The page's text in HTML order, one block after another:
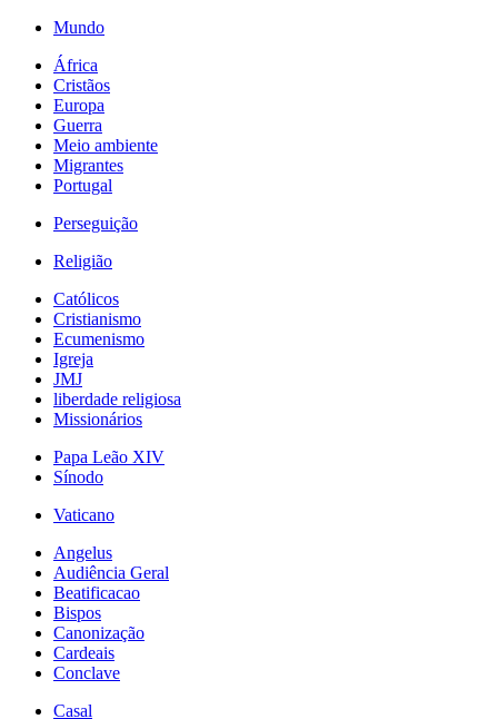
Mundo
África
Cristãos
Europa
Guerra
Meio ambiente
Migrantes
Portugal
Perseguição
Religião
Católicos
Cristianismo
Ecumenismo
Igreja
JMJ
liberdade religiosa
Missionários
Papa Leão XIV
Sínodo
Vaticano
Angelus
Audiência Geral
Beatificacao
Bispos
Canonização
Cardeais
Conclave
Casal